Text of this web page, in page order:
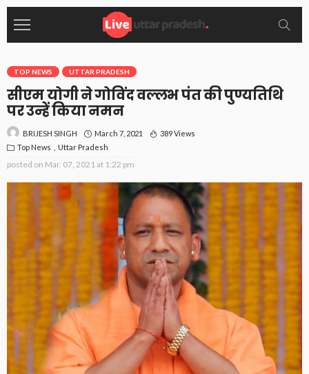
TOP NEWS UTTAR PRADESH
सीएम योगी ने गोविंद वल्लभ पंत की पुण्यतिथि
पर उन्हें किया नमन
BRIJESH SINGH March 7, 2021
389 Views
Top News
Uttar Pradesh
posted on Mar. 07, 2021 at 1:22 pm